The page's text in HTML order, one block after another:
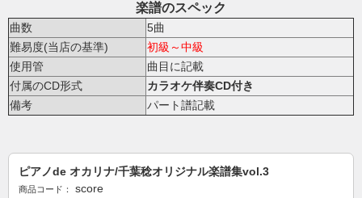
楽譜のスペック
曲数
5曲
難易度(当店の基準)
初級～中級
使用管
曲目に記載
付属のCD形式
カラオケ伴奏CD付き
備考
パート譜記載
ピアノde オカリナ/千葉稔オリジナル楽譜集vol.3
商品コード： score